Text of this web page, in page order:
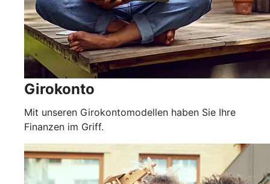
Girokonto
Mit unseren Girokontomodellen haben Sie Ihre
Finanzen im Griff.